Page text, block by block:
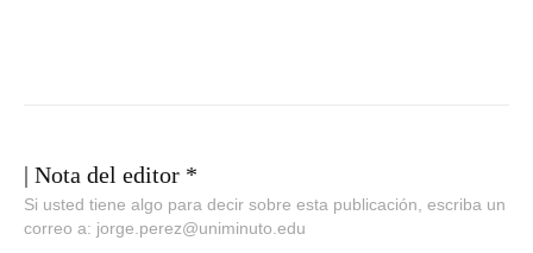
| Nota del editor *
Si usted tiene algo para decir sobre esta publicación, escriba un
correo a: jorge.perez@uniminuto.edu